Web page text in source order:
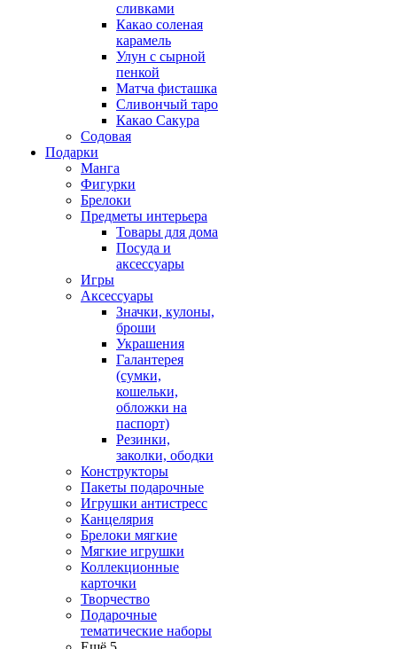
сливками
Какао соленая
карамель
Улун с сырной
пенкой
Матча фисташка
Сливончый таро
Какао Сакура
Содовая
Подарки
Манга
Фигурки
Брелоки
Предметы интерьера
Товары для дома
Посуда и
аксессуары
Игры
Аксессуары
Значки, кулоны,
броши
Украшения
Галантерея
(сумки,
кошельки,
обложки на
паспорт)
Резинки,
заколки, ободки
Конструкторы
Пакеты подарочные
Игрушки антистресс
Канцелярия
Брелоки мягкие
Мягкие игрушки
Коллекционные
карточки
Творчество
Подарочные
тематические наборы